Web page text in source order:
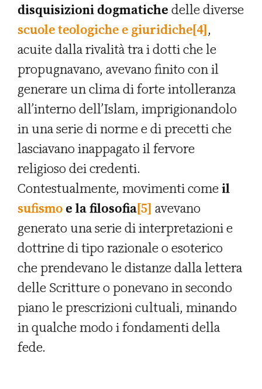
disquisizioni dogmatiche delle diverse
scuole teologiche e giuridiche[4],
acuite dalla rivalità tra i dotti che le
propugnavano, avevano finito con il
generare un clima di forte intolleranza
all’interno dell’Islam, imprigionandolo
in una serie di norme e di precetti che
lasciavano inappagato il fervore
religioso dei credenti.
Contestualmente, movimenti comeil
sufismoe la filosofia[5] avevano
generato una serie di interpretazioni e
dottrine di tipo razionale o esoterico
che prendevano le distanze dalla lettera
delle Scritture o ponevano in secondo
piano le prescrizioni cultuali, minando
in qualche modo i fondamenti della
fede.